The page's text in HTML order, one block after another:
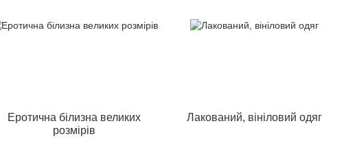
Еротична білизна великих
розмірів
Лакований, вініловий одяг